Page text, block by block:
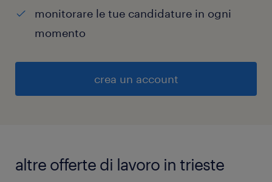
monitorare le tue candidature in ogni
momento
crea un account
altre offerte di lavoro in trieste